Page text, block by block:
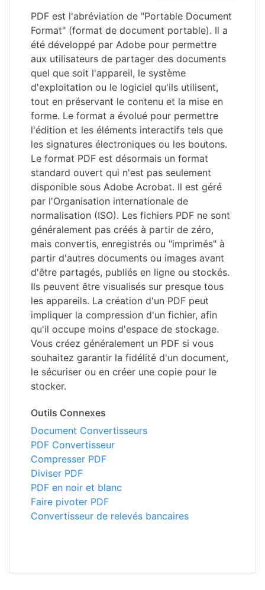
PDF est l'abréviation de "Portable Document
Format" (format de document portable). Il a
été développé par Adobe pour permettre
aux utilisateurs de partager des documents
quel que soit l'appareil, le système
d'exploitation ou le logiciel qu'ils utilisent,
tout en préservant le contenu et la mise en
forme. Le format a évolué pour permettre
l'édition et les éléments interactifs tels que
les signatures électroniques ou les boutons.
Le format PDF est désormais un format
standard ouvert qui n'est pas seulement
disponible sous Adobe Acrobat. Il est géré
par l'Organisation internationale de
normalisation (ISO). Les fichiers PDF ne sont
généralement pas créés à partir de zéro,
mais convertis, enregistrés ou "imprimés" à
partir d'autres documents ou images avant
d'être partagés, publiés en ligne ou stockés.
Ils peuvent être visualisés sur presque tous
les appareils. La création d'un PDF peut
impliquer la compression d'un fichier, afin
qu'il occupe moins d'espace de stockage.
Vous créez généralement un PDF si vous
souhaitez garantir la fidélité d'un document,
le sécuriser ou en créer une copie pour le
stocker.
Outils Connexes
Document Convertisseurs
PDF Convertisseur
Compresser PDF
Diviser PDF
PDF en noir et blanc
Faire pivoter PDF
Convertisseur de relevés bancaires